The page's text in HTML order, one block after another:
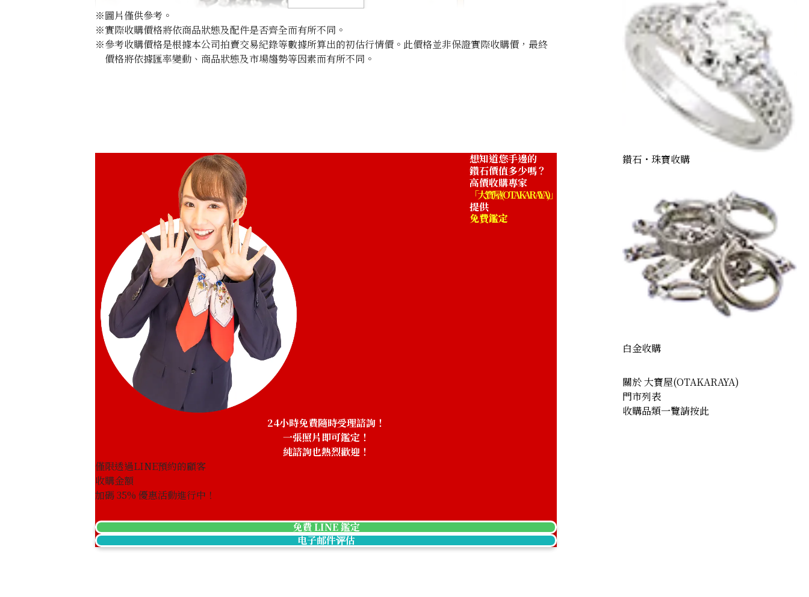
emerald necklace 15.02 ct
NTD 777,497 NTD 54,318
※圖片僅供參考。
※實際收購價格將依商品狀態及配件是否齊全而有所不同。
※參考收購價格是根據本公司拍賣交易紀錄等數據所算出的初估行情價。此價格並非保證實際收購價，最終
價格將依據匯率變動、商品狀態及市場趨勢等因素而有所不同。
想知道您手邊的
鑽石價值多少嗎？
高價收購專家
「大寶屋 (OTAKARAYA)」
提供
免費鑑定
24小時免費隨時受理諮詢！
一張照片即可鑑定！
純諮詢也熱烈歡迎！
僅限透過LINE預約的顧客
收購金額
加碼35% 優惠活動進行中！
免費 LINE 鑑定
电子邮件评估
鑽石・珠寶收購
白金收購
關於 大寶屋(OTAKARAYA)
門市列表
收購品類一覽請按此